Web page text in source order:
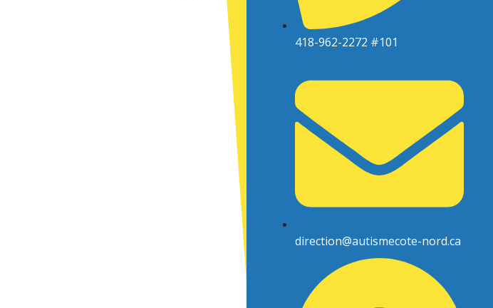
418-962-2272 #101
direction@autismecote-nord.ca